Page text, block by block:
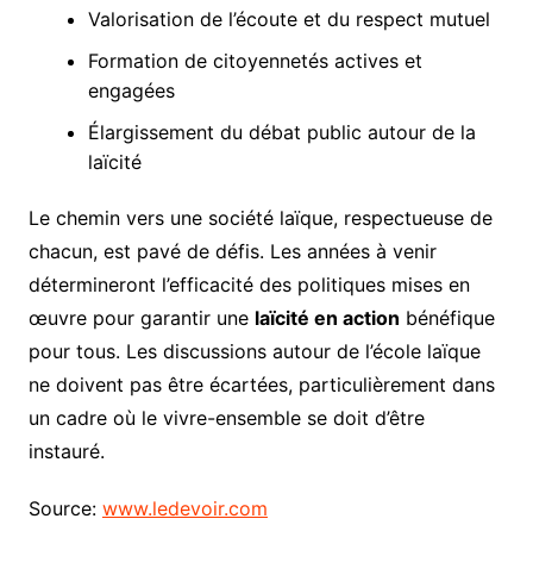
Valorisation de l’écoute et du respect mutuel
Formation de citoyennetés actives et
engagées
Élargissement du débat public autour de la
laïcité
Le chemin vers une société laïque, respectueuse de
chacun, est pavé de défis. Les années à venir
détermineront l’efficacité des politiques mises en
œuvre pour garantir une laïcité en action bénéfique
pour tous. Les discussions autour de l’école laïque
ne doivent pas être écartées, particulièrement dans
un cadre où le vivre-ensemble se doit d’être
instauré.
Source: www.ledevoir.com